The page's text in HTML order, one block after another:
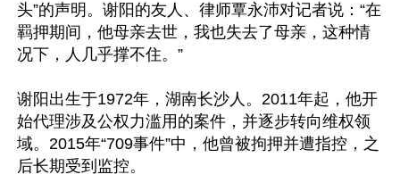
头”的声明。谢阳的友人、律师覃永沛对记者说：“在
羁押期间，他母亲去世，我也失去了母亲，这种情
况下，人几乎撑不住。”
谢阳出生于1972年，湖南长沙人。2011年起，他开
始代理涉及公权力滥用的案件，并逐步转向维权领
域。2015年“709事件”中，他曾被拘押并遭指控，之
后长期受到监控。